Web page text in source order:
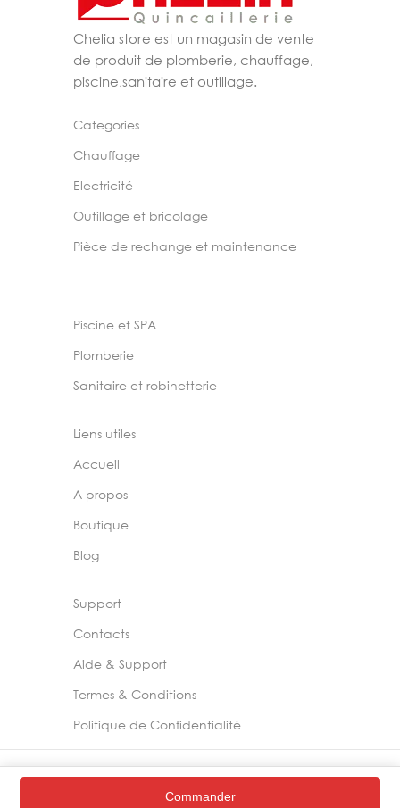
Chelia store est un magasin de vente
de produit de plomberie, chauffage,
piscine,sanitaire et outillage.
Categories
Chauffage
Electricité
Outillage et bricolage
Pièce de rechange et maintenance
Piscine et SPA
Plomberie
Sanitaire et robinetterie
Liens utiles
Accueil
A propos
Boutique
Blog
Support
Contacts
Aide & Support
Termes & Conditions
Politique de Confidentialité
2024 – Chelia Store
Commander